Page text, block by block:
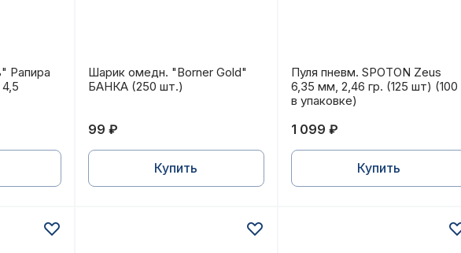
Рапира (350 шт.) 0,71 г. кал. 4,5
Рапира
Шарик омедн. "Borner Gold" БАНКА (250 шт.)
Шарик омедн. "Borner Gold"
БАНКА (250 шт.)
99 ₽
Купить
Пуля пневм. SPOTON
Пуля пневм. SPOTON Zeus
6,35 мм, 2,46 гр. (125 шт) (100
в упаковке)
1 099 ₽
Купить